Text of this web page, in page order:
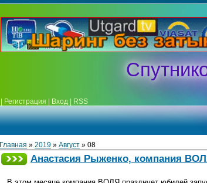
Регистрация Вход RSS
Главная » 2019 » Август » 08
Анастасия Рыженко, компания